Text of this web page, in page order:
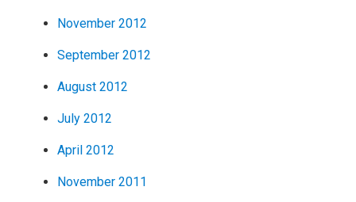
November 2012
September 2012
August 2012
July 2012
April 2012
November 2011